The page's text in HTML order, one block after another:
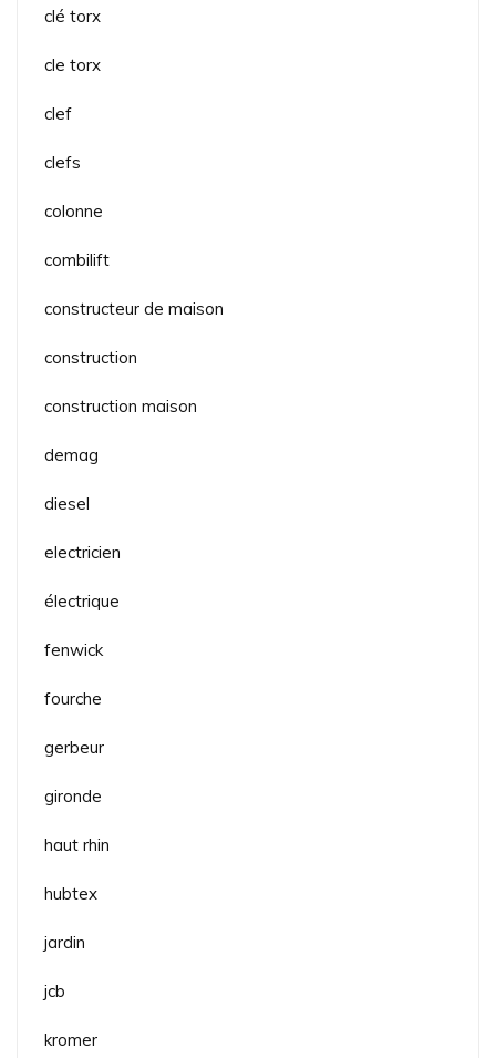
clé torx
cle torx
clef
clefs
colonne
combilift
constructeur de maison
construction
construction maison
demag
diesel
electricien
électrique
fenwick
fourche
gerbeur
gironde
haut rhin
hubtex
jardin
jcb
kromer